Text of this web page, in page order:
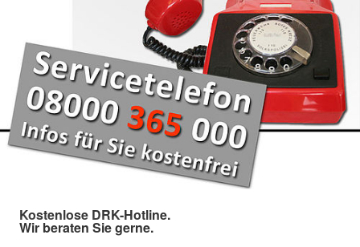
Kostenlose DRK-Hotline.
Wir beraten Sie gerne.